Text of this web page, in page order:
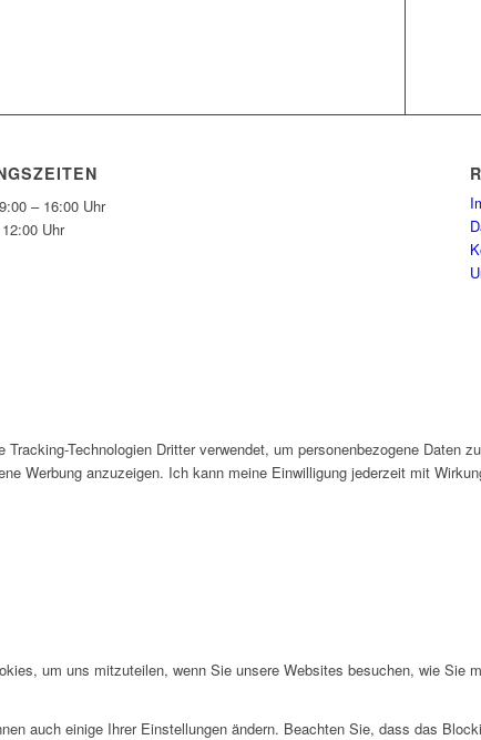
– 16:00 Uhr
Uhr
Technologien Dritter verwendet, um personenbezogene Daten
Werbung anzuzeigen. Ich kann meine Einwilligung jederzeit mit
um uns mitzuteilen, wenn Sie unsere Websites besuchen, wie Sie
auch einige Ihrer Einstellungen ändern. Beachten Sie, dass das